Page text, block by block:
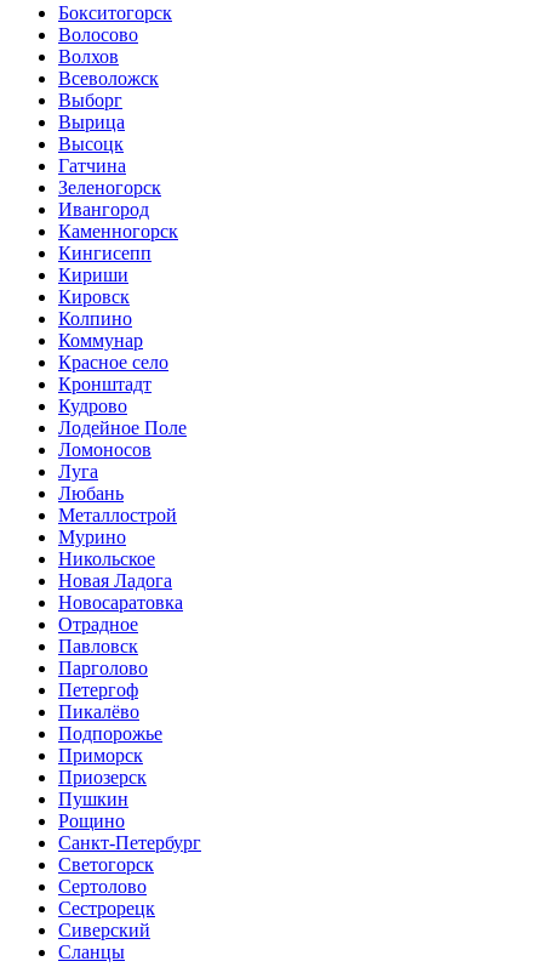
Бокситогорск
Волосово
Волхов
Всеволожск
Выборг
Вырица
Высоцк
Гатчина
Зеленогорск
Ивангород
Каменногорск
Кингисепп
Кириши
Кировск
Колпино
Коммунар
Красное село
Кронштадт
Кудрово
Лодейное Поле
Ломоносов
Луга
Любань
Металлострой
Мурино
Никольское
Новая Ладога
Новосаратовка
Отрадное
Павловск
Парголово
Петергоф
Пикалёво
Подпорожье
Приморск
Приозерск
Пушкин
Рощино
Санкт-Петербург
Светогорск
Сертолово
Сестрорецк
Сиверский
Сланцы